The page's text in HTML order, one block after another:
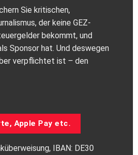
Sie kritischen,
der keine GEZ-
bekommt, und
Sponsor hat. Und deswegen
verpflichtet ist – den
Apple Pay etc.
IBAN: DE30